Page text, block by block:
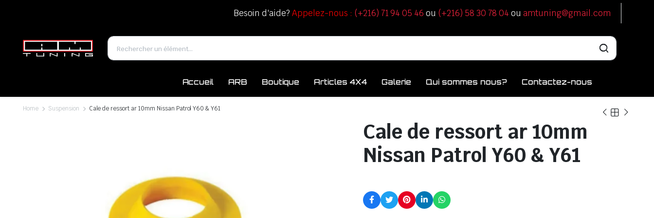
Besoin d'aide?Appelez-nous : (+216) 71 94 05 46 ou (+216) 58 30 78 04 ou amtuning@gmail.com
Accueil ARB Boutique Articles 4X4 Galerie Qui sommes nous? Contactez-nous
Home Suspension Cale de ressort ar 10mm Nissan Patrol Y60 & Y61
Cale de ressort ar 10mm
Nissan Patrol Y60 & Y61